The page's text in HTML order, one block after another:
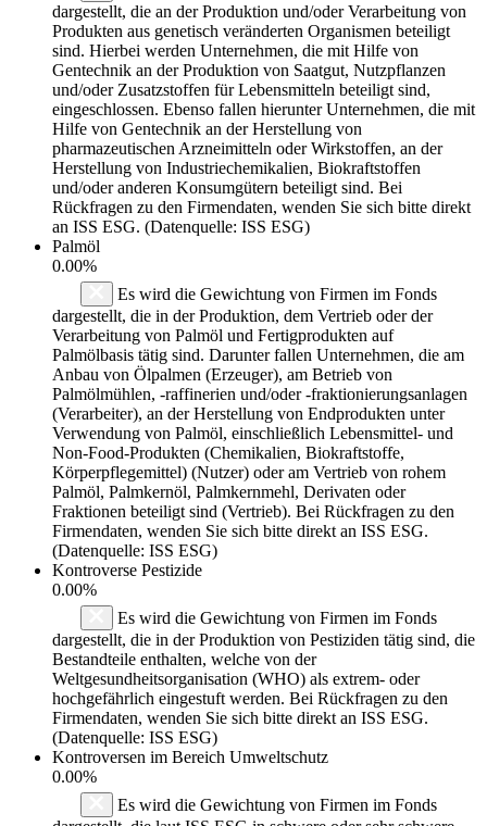
dargestellt, die an der Produktion und/oder Verarbeitung von
Produkten aus genetisch veränderten Organismen beteiligt
sind. Hierbei werden Unternehmen, die mit Hilfe von
Gentechnik an der Produktion von Saatgut, Nutzpflanzen
und/oder Zusatzstoffen für Lebensmitteln beteiligt sind,
eingeschlossen. Ebenso fallen hierunter Unternehmen, die mit
Hilfe von Gentechnik an der Herstellung von
pharmazeutischen Arzneimitteln oder Wirkstoffen, an der
Herstellung von Industriechemikalien, Biokraftstoffen
und/oder anderen Konsumgütern beteiligt sind. Bei
Rückfragen zu den Firmendaten, wenden Sie sich bitte direkt
an ISS ESG. (Datenquelle: ISS ESG)
Palmöl
0.00%
Es wird die Gewichtung von Firmen im Fonds
dargestellt, die in der Produktion, dem Vertrieb oder der
Verarbeitung von Palmöl und Fertigprodukten auf
Palmölbasis tätig sind. Darunter fallen Unternehmen, die am
Anbau von Ölpalmen (Erzeuger), am Betrieb von
Palmölmühlen, -raffinerien und/oder -fraktionierungsanlagen
(Verarbeiter), an der Herstellung von Endprodukten unter
Verwendung von Palmöl, einschließlich Lebensmittel- und
Non-Food-Produkten (Chemikalien, Biokraftstoffe,
Körperpflegemittel) (Nutzer) oder am Vertrieb von rohem
Palmöl, Palmkernöl, Palmkernmehl, Derivaten oder
Fraktionen beteiligt sind (Vertrieb). Bei Rückfragen zu den
Firmendaten, wenden Sie sich bitte direkt an ISS ESG.
(Datenquelle: ISS ESG)
Kontroverse Pestizide
0.00%
Es wird die Gewichtung von Firmen im Fonds
dargestellt, die in der Produktion von Pestiziden tätig sind, die
Bestandteile enthalten, welche von der
Weltgesundheitsorganisation (WHO) als extrem- oder
hochgefährlich eingestuft werden. Bei Rückfragen zu den
Firmendaten, wenden Sie sich bitte direkt an ISS ESG.
(Datenquelle: ISS ESG)
Kontroversen im Bereich Umweltschutz
0.00%
Es wird die Gewichtung von Firmen im Fonds